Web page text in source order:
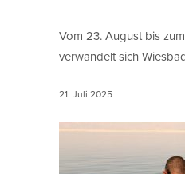
Vom 23. August bis
verwandelt sich
21. Juli 2025